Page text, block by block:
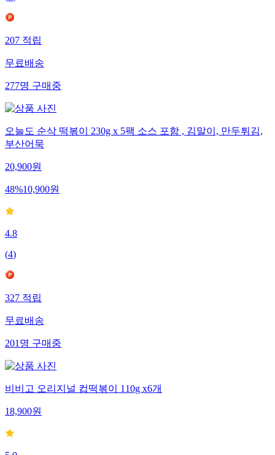
(8)
207적립
무료배송
277명구매중
오늘도 순삭 떡볶이 230g x 5팩 소스 포함 , 김말이, 만두튀김,
부산어묵
20,900원
48%10,900원
4.8
(4)
327적립
무료배송
201명구매중
비비고 오리지널 컵떡볶이 110g x6개
18,900원